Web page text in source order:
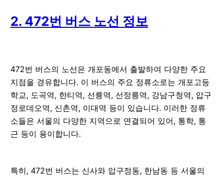
2. 472번 버스 노선 정보
472번 버스의 노선은 개포동에서 출발하여 다양한 주요
지점을 경유합니다. 이 버스의 주요 정류소로는 개포고등
학교, 도곡역, 한티역, 선릉역, 선정릉역, 강남구청역, 압구
정로데오역, 신촌역, 이대역 등이 있습니다. 이러한 정류
소들은 서울의 다양한 지역으로 연결되어 있어, 통학, 통
근 등이 용이합니다.
특히, 472번 버스는 신사와 압구정동, 한남동 등 서울의